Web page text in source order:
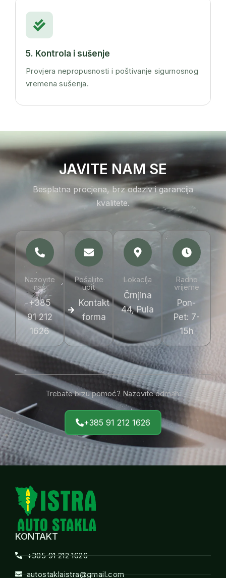
5. Kontrola i sušenje
Provjera nepropusnosti i poštivanje sigurnosnog
vremena sušenja.
JAVITE NAM SE
Besplatna procjena, brz odaziv i garancija
kvalitete.
Nazovite
nas
+385
91 212
1626
Pošaljite
upit
Kontakt
forma
Lokacija
Črnjina
44, Pula
Radno
vrijeme
Pon-
Pet: 7-
15h
Trebate brzu pomoć? Nazovite odmah.
+385 91 212 1626
KONTAKT
+385 91 212 1626
autostaklaistra@gmail.com